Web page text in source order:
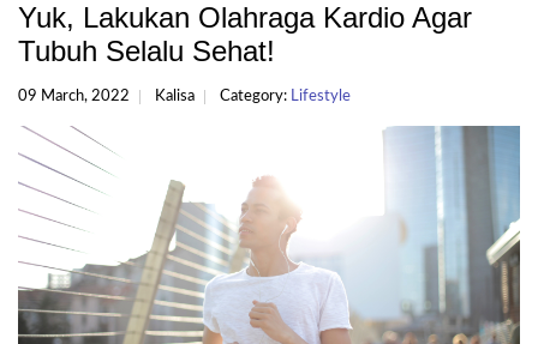
Yuk, Lakukan Olahraga Kardio Agar
Tubuh Selalu Sehat!
09 March, 2022 Kalisa Category: Lifestyle